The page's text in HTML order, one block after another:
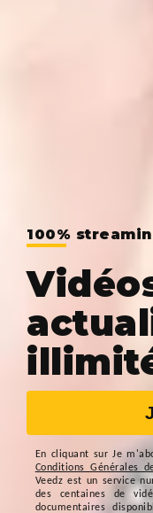
100%
En cliquant surJe
Conditions Générales
Veedz est un service
des centaines de
documentaires